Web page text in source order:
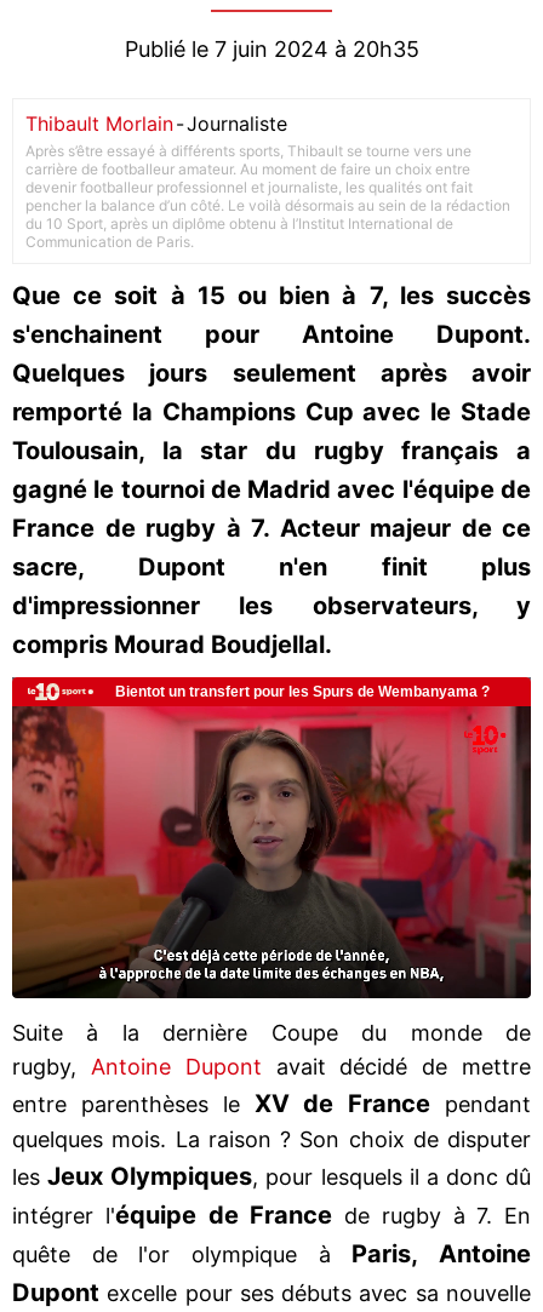
Publié le 7 juin 2024 à 20h35
Thibault Morlain-Journaliste
Après s’être essayé à différents sports, Thibault se tourne vers une
carrière de footballeur amateur. Au moment de faire un choix entre
devenir footballeur professionnel et journaliste, les qualités ont fait
pencher la balance d’un côté. Le voilà désormais au sein de la rédaction
du 10 Sport, après un diplôme obtenu à l’Institut International de
Communication de Paris.
Que ce soit à 15 ou bien à 7, les succès
s'enchainent pour Antoine Dupont.
Quelques jours seulement après avoir
remporté la Champions Cup avec le Stade
Toulousain, la star du rugby français a
gagné le tournoi de Madrid avec l'équipe de
France de rugby à 7. Acteur majeur de ce
sacre, Dupont n'en finit plus
d'impressionner les observateurs, y
compris Mourad Boudjellal.
Suite à la dernière Coupe du monde de
rugby, Antoine Dupont avait décidé de mettre
entre parenthèses le XV de France pendant
quelques mois. La raison ? Son choix de disputer
lesJeux Olympiques, pour lesquels il a donc dû
intégrer l'équipe de France de rugby à 7. En
quête de l'or olympique à Paris, Antoine
Dupont excelle pour ses débuts avec sa nouvelle